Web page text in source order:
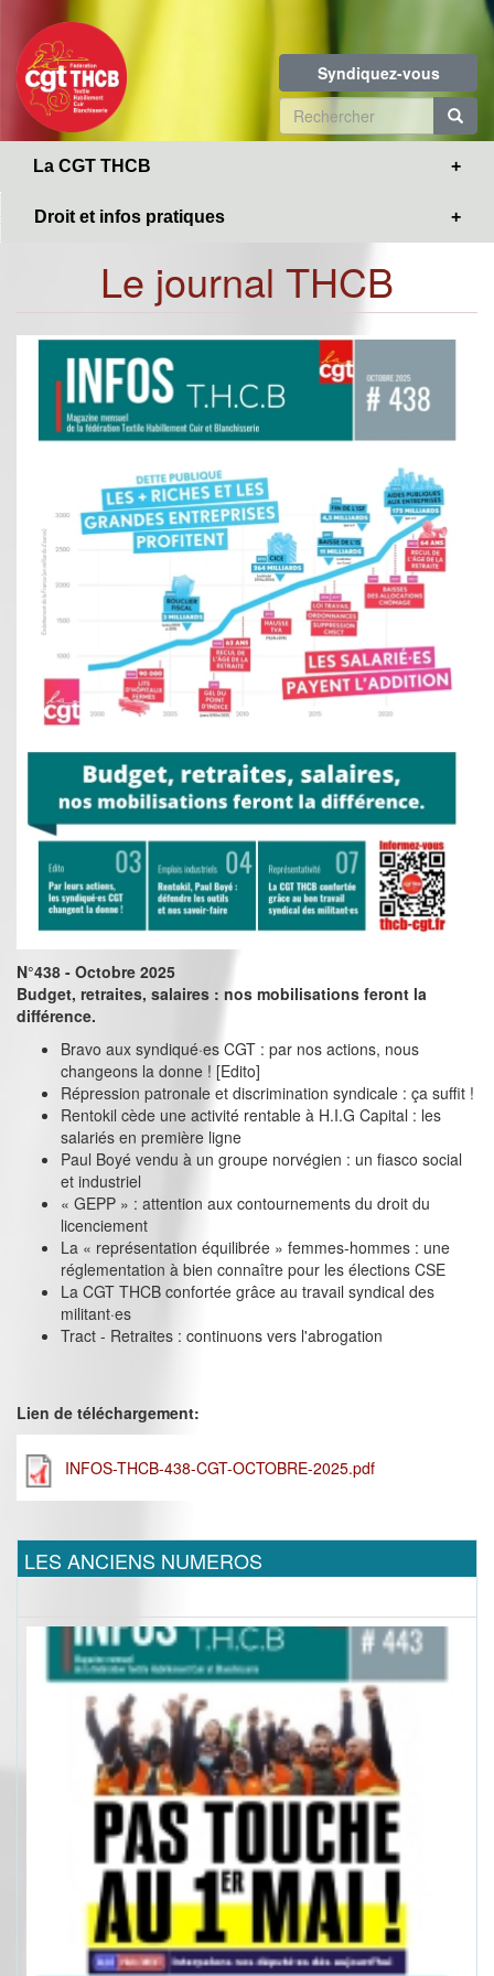
contenu
principal
Syndiquez-vous
Formulaire
de
La CGT THCB
Droit et infos pratiques
Le journal THCB
N°438 - Octobre 2025
Budget, retraites, salaires : nos mobilisations feront la
différence.
Bravo aux syndiqué·es CGT : par nos actions, nous
changeons la donne ! [Edito]
Répression patronale et discrimination syndicale : ça suffit !
Rentokil cède une activité rentable à H.I.G Capital : les
salariés en première ligne
Paul Boyé vendu à un groupe norvégien : un fiasco social
et industriel
« GEPP » : attention aux contournements du droit du
licenciement
La « représentation équilibrée » femmes-hommes : une
réglementation à bien connaître pour les élections CSE
La CGT THCB confortée grâce au travail syndical des
militant·es
Tract - Retraites : continuons vers l'abrogation
Lien de téléchargement:
INFOS-THCB-438-CGT-OCTOBRE-2025.pdf
LES ANCIENS NUMEROS